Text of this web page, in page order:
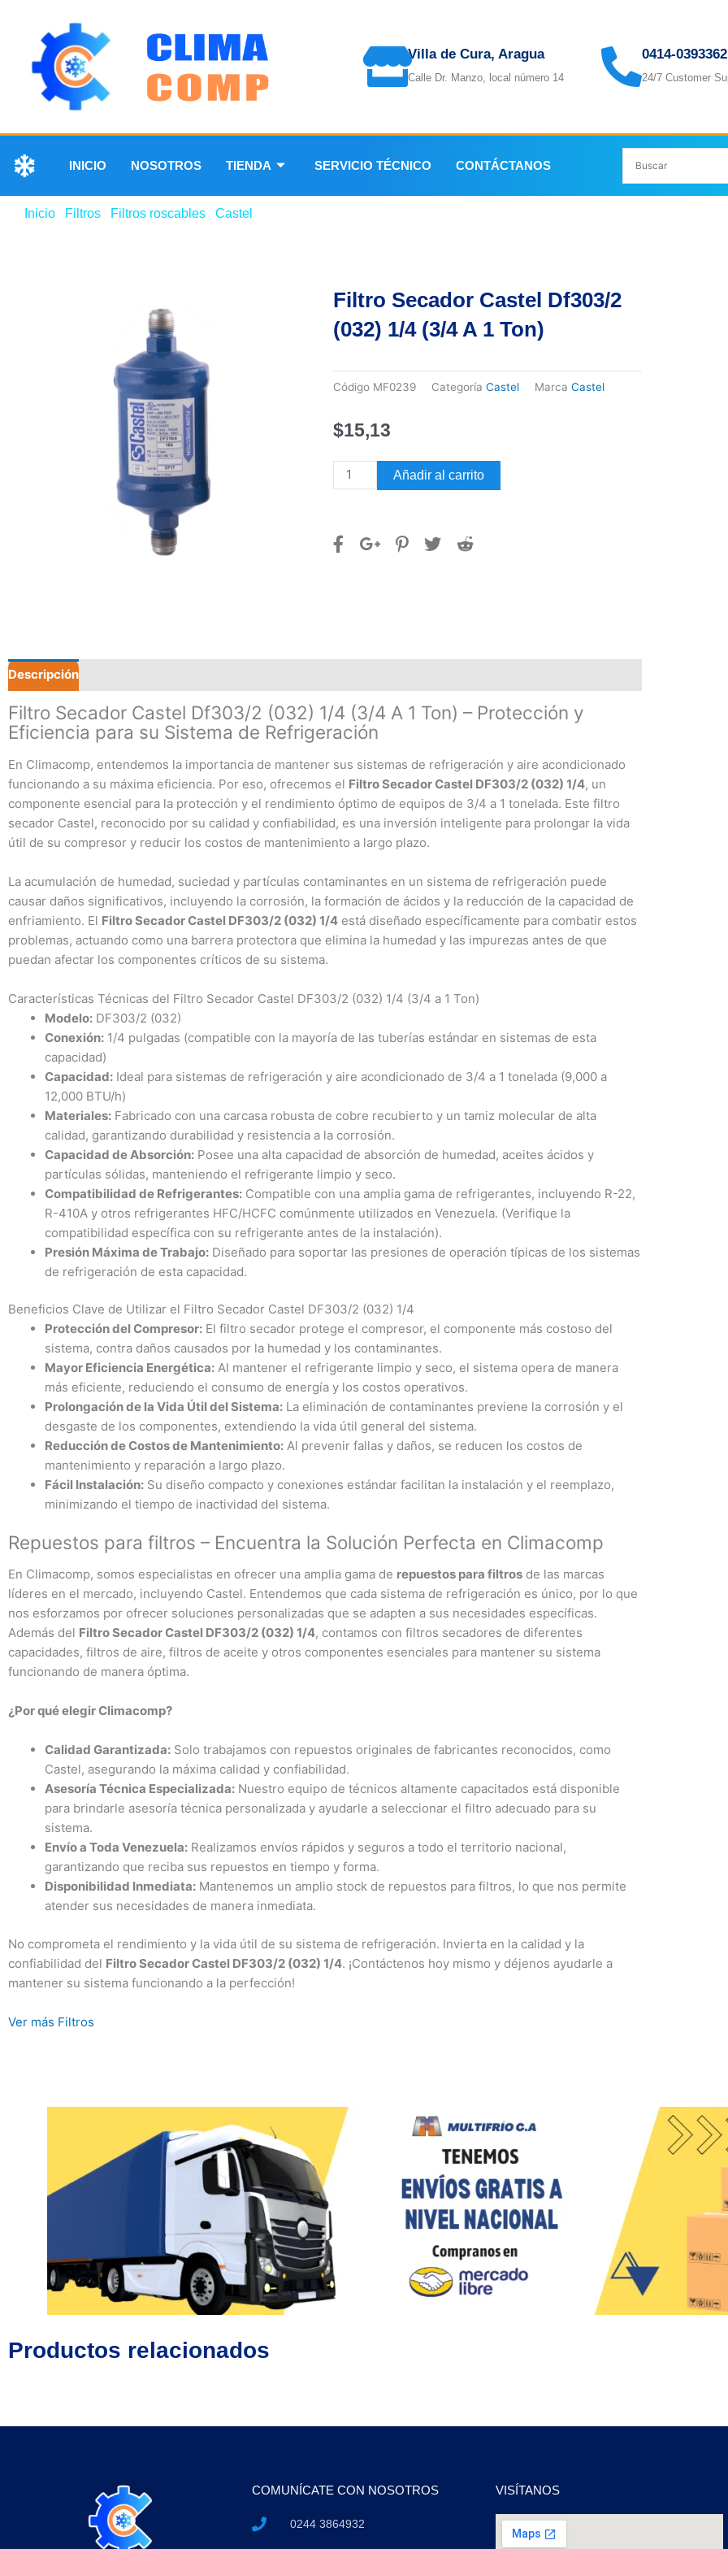
Villa de Cura, Aragua
Calle Dr. Manzo, local número 14
0414-0393362
24/7 Customer
INICIO NOSOTROS TIENDA SERVICIO TÉCNICO CONTÁCTANOS
Inicio Filtros Filtros roscables Castel
Filtro Secador Castel Df303/2
(032) 1/4 (3/4 A 1 Ton)
Código MF0239 Categoría Castel Marca Castel
$15,13
Filtro
Secador
(032)
cantidad
Añadir al carrito
Descripción
Filtro Secador Castel Df303/2 (032) 1/4 (3/4 A 1 Ton) – Protección y
Eficiencia para su Sistema de Refrigeración
En Climacomp, entendemos la importancia de mantener sus sistemas de refrigeración y aire acondicionado
funcionando a su máxima eficiencia. Por eso, ofrecemos el Filtro Secador Castel DF303/2 (032) 1/4, un
componente esencial para la protección y el rendimiento óptimo de equipos de 3/4 a 1 tonelada. Este filtro
secador Castel, reconocido por su calidad y confiabilidad, es una inversión inteligente para prolongar la vida
útil de su compresor y reducir los costos de mantenimiento a largo plazo.
La acumulación de humedad, suciedad y partículas contaminantes en un sistema de refrigeración puede
causar daños significativos, incluyendo la corrosión, la formación de ácidos y la reducción de la capacidad de
enfriamiento. El Filtro Secador Castel DF303/2 (032) 1/4 está diseñado específicamente para combatir estos
problemas, actuando como una barrera protectora que elimina la humedad y las impurezas antes de que
puedan afectar los componentes críticos de su sistema.
Características Técnicas del Filtro Secador Castel DF303/2 (032) 1/4 (3/4 a 1 Ton)
Modelo: DF303/2 (032)
Conexión: 1/4 pulgadas (compatible con la mayoría de las tuberías estándar en sistemas de esta
capacidad)
Capacidad: Ideal para sistemas de refrigeración y aire acondicionado de 3/4 a 1 tonelada (9,000 a
12,000 BTU/h)
Materiales: Fabricado con una carcasa robusta de cobre recubierto y un tamiz molecular de alta
calidad, garantizando durabilidad y resistencia a la corrosión.
Capacidad de Absorción: Posee una alta capacidad de absorción de humedad, aceites ácidos y
partículas sólidas, manteniendo el refrigerante limpio y seco.
Compatibilidad de Refrigerantes: Compatible con una amplia gama de refrigerantes, incluyendo R-22,
R-410A y otros refrigerantes HFC/HCFC comúnmente utilizados en Venezuela. (Verifique la
compatibilidad específica con su refrigerante antes de la instalación).
Presión Máxima de Trabajo: Diseñado para soportar las presiones de operación típicas de los sistemas
de refrigeración de esta capacidad.
Beneficios Clave de Utilizar el Filtro Secador Castel DF303/2 (032) 1/4
Protección del Compresor: El filtro secador protege el compresor, el componente más costoso del
sistema, contra daños causados por la humedad y los contaminantes.
Mayor Eficiencia Energética: Al mantener el refrigerante limpio y seco, el sistema opera de manera
más eficiente, reduciendo el consumo de energía y los costos operativos.
Prolongación de la Vida Útil del Sistema: La eliminación de contaminantes previene la corrosión y el
desgaste de los componentes, extendiendo la vida útil general del sistema.
Reducción de Costos de Mantenimiento: Al prevenir fallas y daños, se reducen los costos de
mantenimiento y reparación a largo plazo.
Fácil Instalación: Su diseño compacto y conexiones estándar facilitan la instalación y el reemplazo,
minimizando el tiempo de inactividad del sistema.
Repuestos para filtros – Encuentra la Solución Perfecta en Climacomp
En Climacomp, somos especialistas en ofrecer una amplia gama de repuestos para filtros de las marcas
líderes en el mercado, incluyendo Castel. Entendemos que cada sistema de refrigeración es único, por lo que
nos esforzamos por ofrecer soluciones personalizadas que se adapten a sus necesidades específicas.
Además del Filtro Secador Castel DF303/2 (032) 1/4, contamos con filtros secadores de diferentes
capacidades, filtros de aire, filtros de aceite y otros componentes esenciales para mantener su sistema
funcionando de manera óptima.
¿Por qué elegir Climacomp?
Calidad Garantizada: Solo trabajamos con repuestos originales de fabricantes reconocidos, como
Castel, asegurando la máxima calidad y confiabilidad.
Asesoría Técnica Especializada: Nuestro equipo de técnicos altamente capacitados está disponible
para brindarle asesoría técnica personalizada y ayudarle a seleccionar el filtro adecuado para su
sistema.
Envío a Toda Venezuela: Realizamos envíos rápidos y seguros a todo el territorio nacional,
garantizando que reciba sus repuestos en tiempo y forma.
Disponibilidad Inmediata: Mantenemos un amplio stock de repuestos para filtros, lo que nos permite
atender sus necesidades de manera inmediata.
No comprometa el rendimiento y la vida útil de su sistema de refrigeración. Invierta en la calidad y la
confiabilidad del Filtro Secador Castel DF303/2 (032) 1/4. ¡Contáctenos hoy mismo y déjenos ayudarle a
mantener su sistema funcionando a la perfección!
Ver más Filtros
Productos relacionados
COMUNÍCATE CON NOSOTROS
0244 3864932
VISÍTANOS